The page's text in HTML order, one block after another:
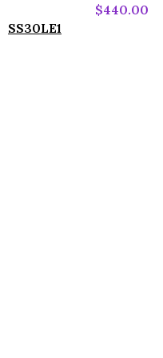
$440.00
SS30LE1